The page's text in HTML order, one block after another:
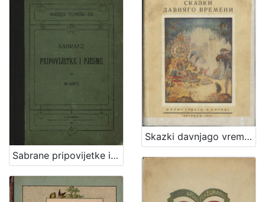
Sabrane pripovijetke i pjesme za mladež / Marija Tomšić - Im
Skazki davnjago vremeni / Ivana Brlič' - Mažuranič'